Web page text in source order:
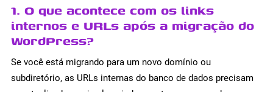
1. O que acontece com os links
internos e URLs após a migração do
WordPress?
Se você está migrando para um novo domínio ou
subdiretório, as URLs internas do banco de dados precisam